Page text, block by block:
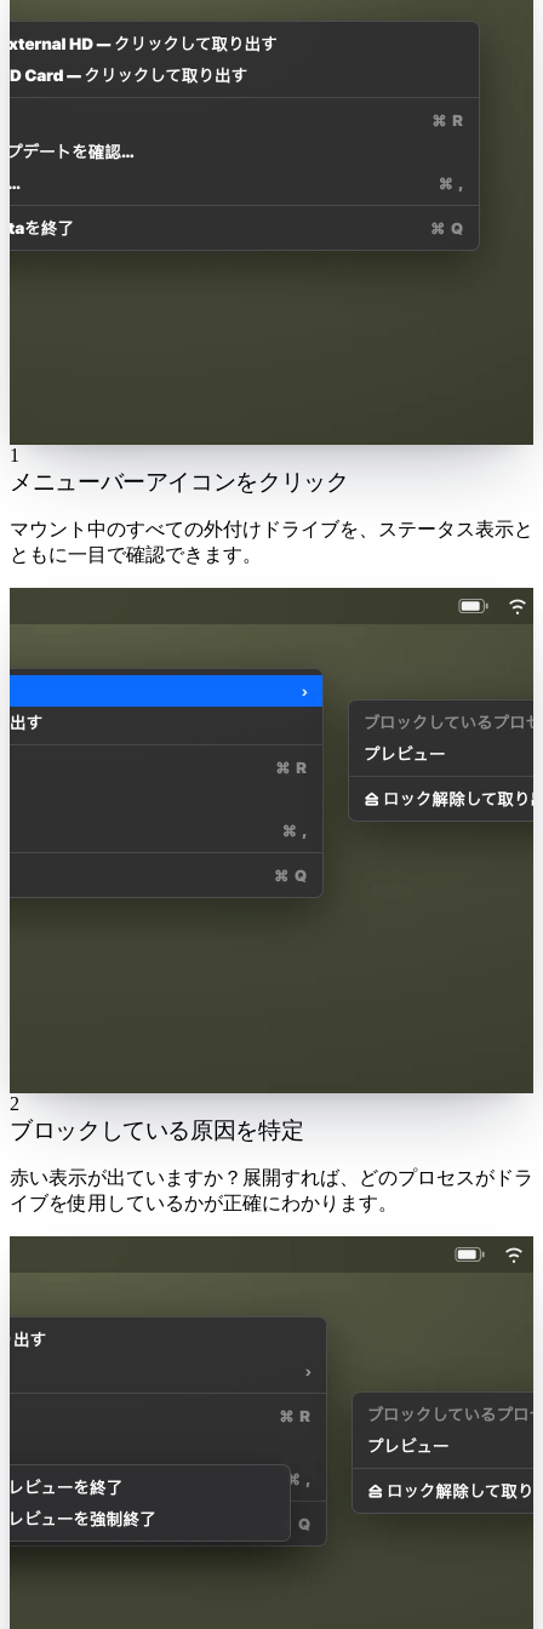
1
メニューバーアイコンをクリック
マウント中のすべての外付けドライブを、ステータス表示と
ともに一目で確認できます。
2
ブロックしている原因を特定
赤い表示が出ていますか？展開すれば、どのプロセスがドラ
イブを使用しているかが正確にわかります。